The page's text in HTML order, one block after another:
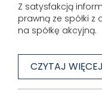
Z satysfakcją
prawną ze spółki
na spółkę akcyjną.
CZYTAJ